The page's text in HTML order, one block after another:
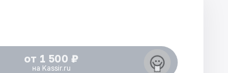
от 1 500 ₽
на Kassir.ru